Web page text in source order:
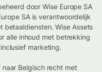
door Wise Europe SA
SA is verantwoordelijk
Wise Assets
alle inhoud met betrekking
marketing.
naar Belgisch recht met